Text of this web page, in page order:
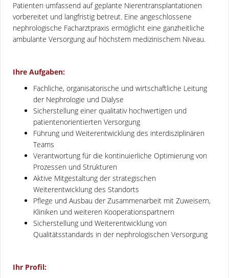
Patienten umfassend auf geplante Nierentransplantationen
vorbereitet und langfristig betreut. Eine angeschlossene
nephrologische Facharztpraxis ermöglicht eine ganzheitliche
ambulante Versorgung auf höchstem medizinischem Niveau.
Ihre Aufgaben:
Fachliche, organisatorische und wirtschaftliche Leitung
der Nephrologie und Dialyse
Sicherstellung einer qualitativ hochwertigen und
patientenorientierten Versorgung
Führung und Weiterentwicklung des interdisziplinären
Teams
Verantwortung für die kontinuierliche Optimierung von
Prozessen und Strukturen
Aktive Mitgestaltung der strategischen
Weiterentwicklung des Standorts
Pflege und Ausbau der Zusammenarbeit mit Zuweisern,
Kliniken und weiteren Kooperationspartnern
Sicherstellung und Weiterentwicklung von
Qualitätsstandards in der nephrologischen Versorgung
Ihr Profil: